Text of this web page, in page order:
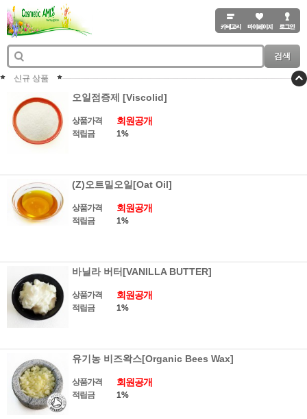
검색
신규 상품
오일점증제 [Viscolid]
상품가격 회원공개
적립금 1%
(Z)오트밀오일[Oat Oil]
상품가격 회원공개
적립금 1%
바닐라 버터[VANILLA BUTTER]
상품가격 회원공개
적립금 1%
유기농 비즈왁스[Organic Bees Wax]
상품가격 회원공개
적립금 1%